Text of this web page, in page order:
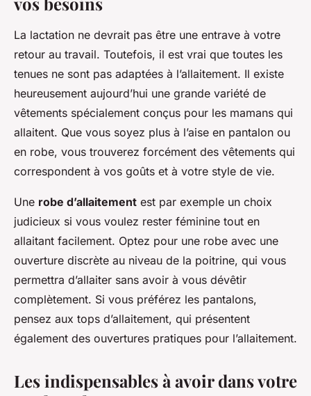
La lactation ne devrait pas être une entrave à votre
retour au travail. Toutefois, il est vrai que toutes les
tenues ne sont pas adaptées à l’allaitement. Il existe
heureusement aujourd’hui une grande variété de
vêtements spécialement conçus pour les mamans qui
allaitent. Que vous soyez plus à l’aise en pantalon ou
en robe, vous trouverez forcément des vêtements qui
correspondent à vos goûts et à votre style de vie.
Une robe d’allaitement est par exemple un choix
judicieux si vous voulez rester féminine tout en
allaitant facilement. Optez pour une robe avec une
ouverture discrète au niveau de la poitrine, qui vous
permettra d’allaiter sans avoir à vous dévêtir
complètement. Si vous préférez les pantalons,
pensez aux tops d’allaitement, qui présentent
également des ouvertures pratiques pour l’allaitement.
Les indispensables à avoir dans votre